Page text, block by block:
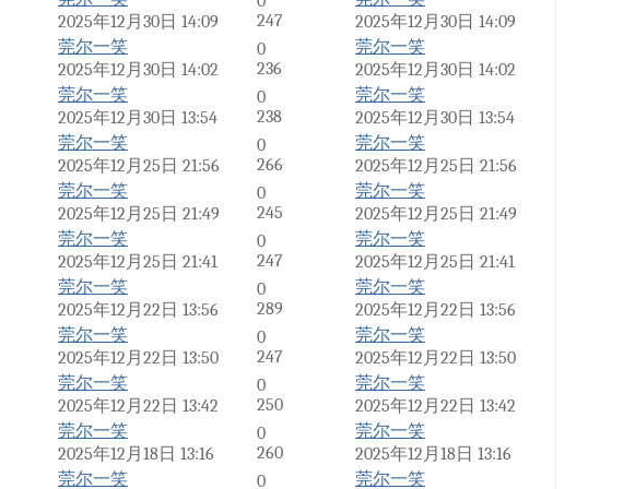
2025年12月30日 14:09
247
2025年12月30日 14:09
莞尔一笑
2025年12月30日 14:02
0
236
莞尔一笑
2025年12月30日 14:02
莞尔一笑
2025年12月30日 13:54
0
238
莞尔一笑
2025年12月30日 13:54
莞尔一笑
2025年12月25日 21:56
0
266
莞尔一笑
2025年12月25日 21:56
莞尔一笑
2025年12月25日 21:49
0
245
莞尔一笑
2025年12月25日 21:49
莞尔一笑
2025年12月25日 21:41
0
247
莞尔一笑
2025年12月25日 21:41
莞尔一笑
2025年12月22日 13:56
0
289
莞尔一笑
2025年12月22日 13:56
莞尔一笑
2025年12月22日 13:50
0
247
莞尔一笑
2025年12月22日 13:50
莞尔一笑
2025年12月22日 13:42
0
250
莞尔一笑
2025年12月22日 13:42
莞尔一笑
2025年12月18日 13:16
0
260
莞尔一笑
2025年12月18日 13:16
莞尔一笑 0 莞尔一笑